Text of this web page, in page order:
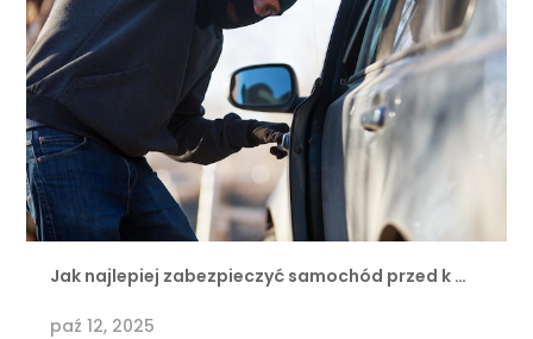
Jak najlepiej zabezpieczyć samochód przed k …
paź 12, 2025